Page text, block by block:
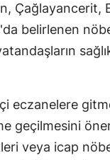
Çağlayancerit,
belirlenen
eczanelere
geçilmesini
veya icap